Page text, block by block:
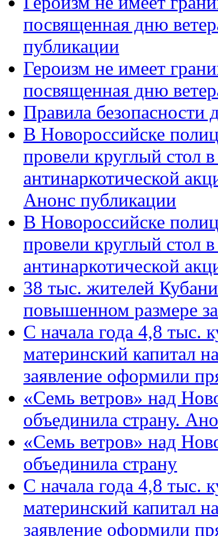
посвященная дню
публикации
Героизм не имеет
посвященная дню
Правила безопасности
В Новороссийске
провели круглый стол
антинаркотической
Анонс публикации
В Новороссийске
провели круглый стол
антинаркотической
38 тыс. жителей
повышенном размере
С начала года 4,8 тыс.
материнский капитал
заявление оформили
«Семь ветров» над
объединила страну.
«Семь ветров» над
объединила страну
С начала года 4,8 тыс.
материнский капитал
заявление оформили